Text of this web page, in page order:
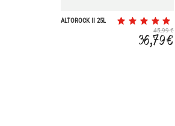
ALTOROCK II 25L
45,99 €
36,79 €